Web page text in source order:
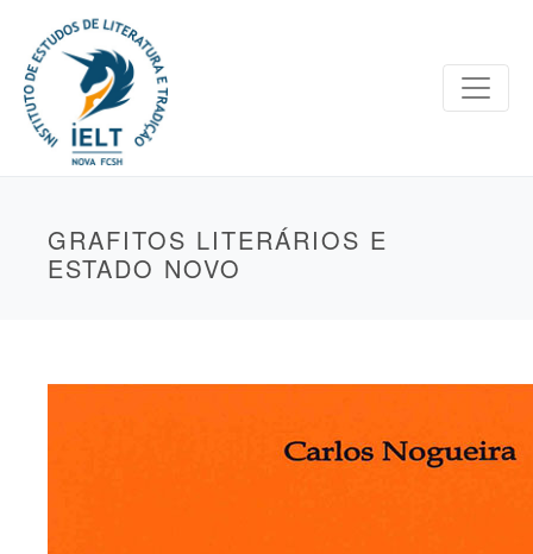
GRAFITOS LITERÁRIOS E
ESTADO NOVO